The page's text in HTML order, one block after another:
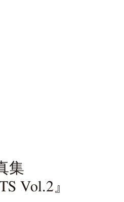
集
Vol.2』